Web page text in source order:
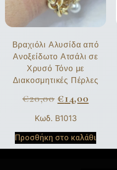
Βραχιόλι Αλυσίδα από
Ανοξείδωτο Ατσάλι σε
Χρυσό Τόνο με
Διακοσμητικές Πέρλες
€20,00 €14,00
Κωδ. B1013
Προσθήκη στο καλάθι